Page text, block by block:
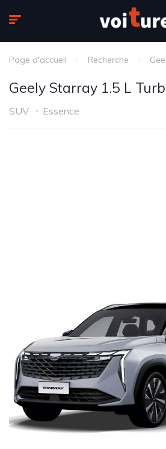
Page d'accueil Recherche
Geely Starray 1.5 L
SUV Essence